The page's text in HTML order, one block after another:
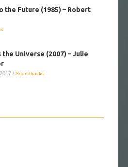
the Future (1985) – Robert
the Universe (2007) – Julie
/ Soundtracks